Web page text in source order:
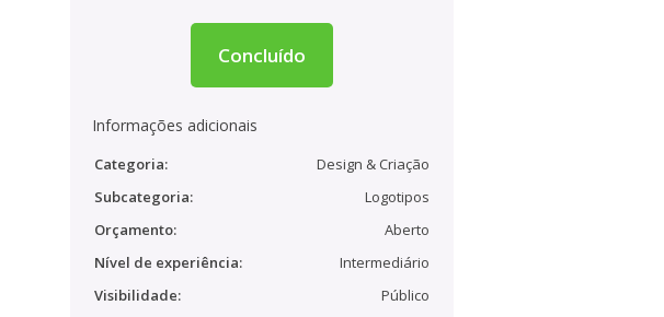
Concluído
Informações adicionais
Categoria:
Design & Criação
Subcategoria:
Logotipos
Orçamento:
Aberto
Nível de experiência:
Intermediário
Visibilidade:
Público